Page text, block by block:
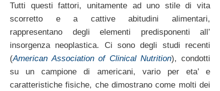
Tutti questi fattori, unitamente ad uno stile di vita
scorretto e a cattive abitudini alimentari,
rappresentano degli elementi predisponenti all’
insorgenza neoplastica. Ci sono degli studi recenti
(American Association of Clinical Nutrition), condotti
su un campione di americani, vario per eta’ e
caratteristiche fisiche, che dimostrano come molti dei